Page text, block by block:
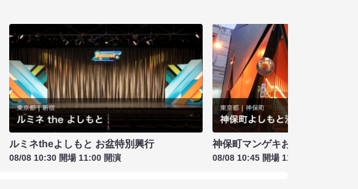
ルミネtheよしもと お盆特別興行
08/08 10:30 開場 11:00 開演
神保町マンゲキお笑いライブ お
08/08 10:45 開場 11:00 開演